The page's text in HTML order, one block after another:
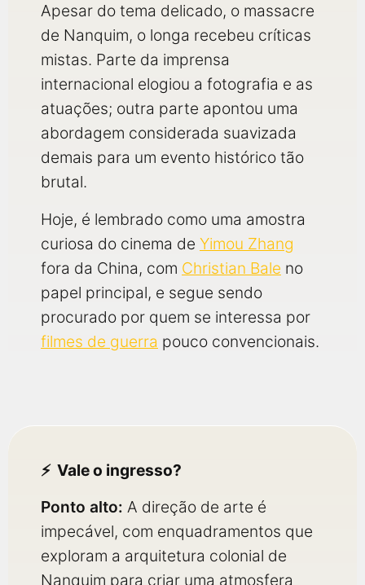
Apesar do tema delicado, o massacre
de Nanquim, o longa recebeu críticas
mistas. Parte da imprensa
internacional elogiou a fotografia e as
atuações; outra parte apontou uma
abordagem considerada suavizada
demais para um evento histórico tão
brutal.
Hoje, é lembrado como uma amostra
curiosa do cinema de Yimou Zhang
fora da China, com Christian Bale no
papel principal, e segue sendo
procurado por quem se interessa por
filmes de guerra pouco convencionais.
Vale o ingresso?
Ponto alto: A direção de arte é
impecável, com enquadramentos que
exploram a arquitetura colonial de
Nanquim para criar uma atmosfera